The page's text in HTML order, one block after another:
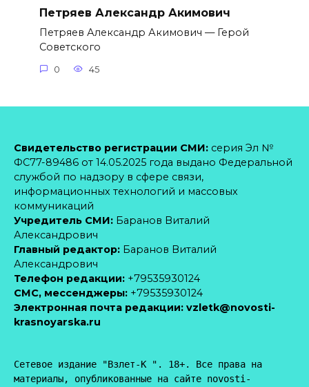
Петряев Александр Акимович
Петряев Александр Акимович — Герой
Советского
0 45
Свидетельство регистрации СМИ: серия Эл №
ФС77-89486 от 14.05.2025 года выдано Федеральной
службой по надзору в сфере связи,
информационных технологий и массовых
коммуникаций
Учредитель СМИ: Баранов Виталий
Александрович
Главный редактор: Баранов Виталий
Александрович
Телефон редакции: +79535930124
CМС, мессенджеры: +79535930124
Электронная почта редакции: vzletk@novosti-
krasnoyarska.ru
Сетевое издание "Взлет-К ". 18+. Все права на
материалы, опубликованные на сайте novosti-